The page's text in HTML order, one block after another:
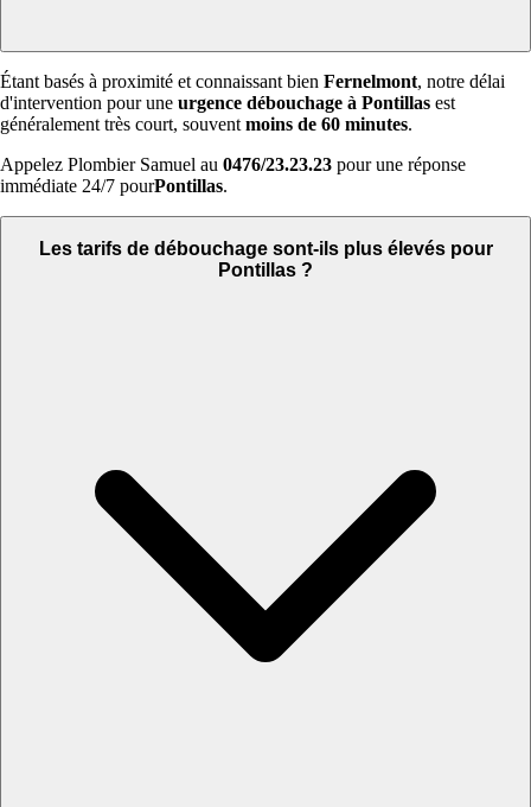
Étant basés à proximité et connaissant bien Fernelmont, notre délai
d'intervention pour une urgence débouchage à Pontillas est
généralement très court, souvent moins de 60 minutes.
Appelez Plombier Samuel au 0476/23.23.23 pour une réponse
immédiate 24/7 pourPontillas.
Les tarifs de débouchage sont-ils plus élevés pour
Pontillas ?